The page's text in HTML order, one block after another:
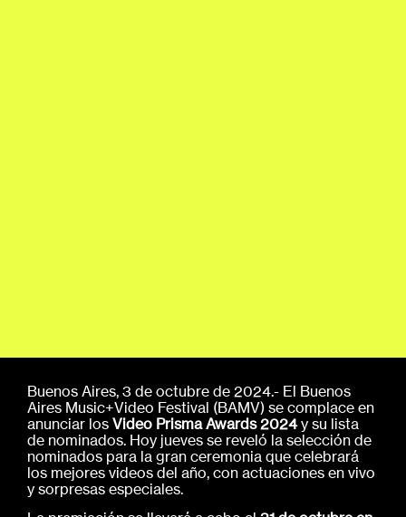
Buenos Aires, 3 de octubre de 2024.- El Buenos
Aires Music+Video Festival (BAMV) se complace en
anunciar losVideo Prisma Awards 2024y su lista
de nominados. Hoy jueves se reveló la selección de
nominados para la gran ceremonia que celebrará
los mejores videos del año, con actuaciones en vivo
y sorpresas especiales.